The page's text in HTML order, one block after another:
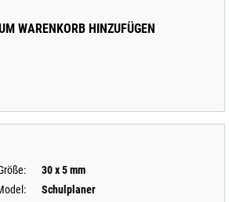
WARENKORB HINZUFÜGEN
30 x 5 mm
Schulplaner